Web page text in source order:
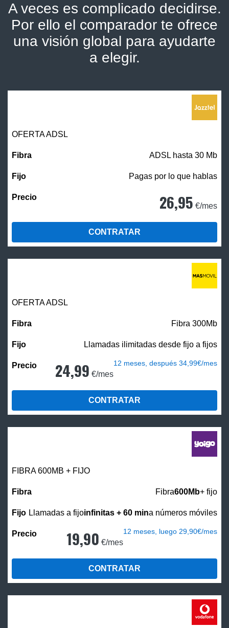
A veces es complicado decidirse.
Por ello el comparador te ofrece
una visión global para ayudarte
a elegir.
OFERTA ADSL
ADSL hasta 30 Mb
Pagas por lo que hablas
26,95 €/mes
CONTRATAR
OFERTA ADSL
Fibra 300Mb
Llamadas ilimitadas desde fijo a fijos
24,99 €/mes
12 meses, después 34,99€/mes
CONTRATAR
FIBRA 600MB + FIJO
Fibra600Mb+ fijo
Llamadas a fijoinfinitas + 60 mina números móviles
19,90 €/mes
12 meses, luego 29,90€/mes
CONTRATAR